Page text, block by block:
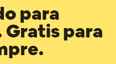
para
para